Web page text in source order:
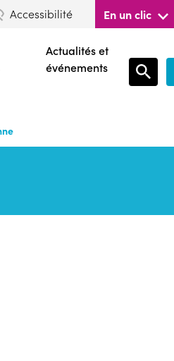
Accessibilité En un clic
Actualités et
événements